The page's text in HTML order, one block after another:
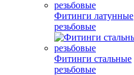
Фитинги латунные
резьбовые
Фитинги стальные
резьбовые